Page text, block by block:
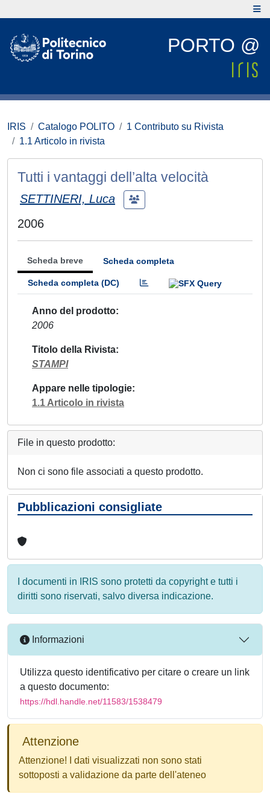
PORTO @
IRIS Catalogo POLITO
1 Contributo su Rivista
1.1 Articolo in rivista
Tutti i vantaggi dell’alta velocità
SETTINERI, Luca
2006
Scheda breve Scheda completa
Scheda completa (DC)
Anno del prodotto
2006
Titolo della Rivista
STAMPI
Appare nelle tipologie
1.1 Articolo in rivista
File in questo prodotto:
Non ci sono file associati a questo prodotto.
Pubblicazioni consigliate
I documenti in IRIS sono protetti da copyright e tutti i
diritti sono riservati, salvo diversa indicazione.
Informazioni
Utilizza questo identificativo per citare o creare un link
a questo documento:
https://hdl.handle.net/11583/1538479
Attenzione
Attenzione! I dati visualizzati non sono stati
sottoposti a validazione da parte dell'ateneo